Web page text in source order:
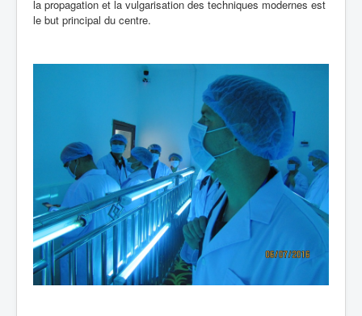
la propagation et la vulgarisation des techniques modernes est
le but principal du centre.